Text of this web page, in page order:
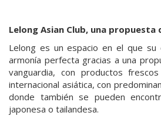
Lelong Asian Club, una propuesta
Lelong es un espacio en el que su
armonía perfecta gracias a una
vanguardia, con productos
internacional asiática, con
donde también se pueden
japonesa o tailandesa.